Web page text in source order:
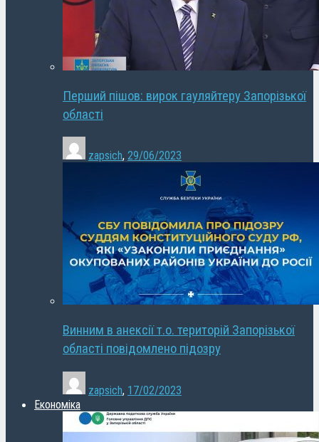
Перший пішов: вирок гауляйтеру Запорізької
області
zapsich, 29/06/2023
Винним в анексії т.о. територій Запорізької
області повідомлено підозру
zapsich, 17/02/2023
Економіка